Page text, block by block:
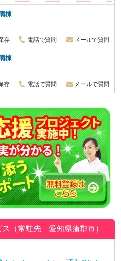
棟
存 電話で質問 メールで質問
棟
存 電話で質問 メールで質問
（常駐先：愛知県蒲郡市）